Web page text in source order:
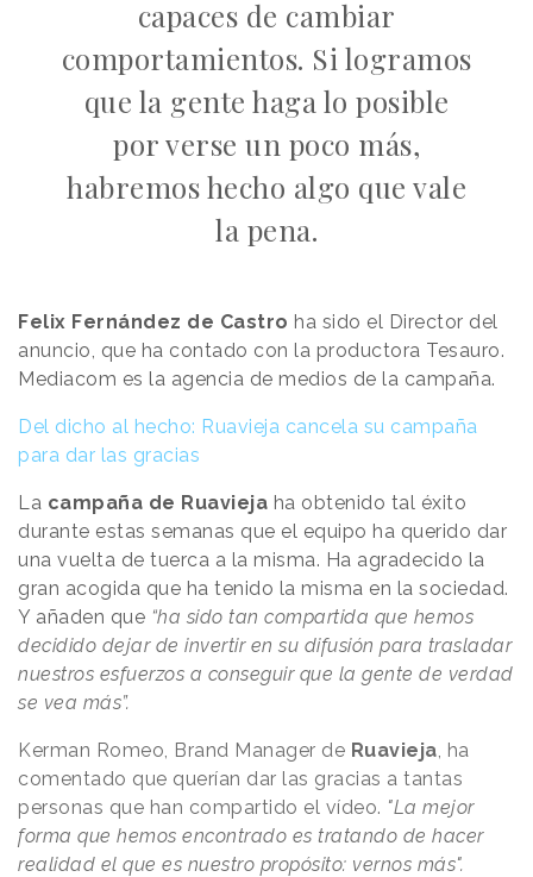
capaces de cambiar
comportamientos. Si logramos
que la gente haga lo posible
por verse un poco más,
habremos hecho algo que vale
la pena.
Felix Fernández de Castro ha sido el Director del
anuncio, que ha contado con la productora Tesauro.
Mediacom es la agencia de medios de la campaña.
Del dicho al hecho: Ruavieja cancela su campaña
para dar las gracias
La campaña de Ruavieja ha obtenido tal éxito
durante estas semanas que el equipo ha querido dar
una vuelta de tuerca a la misma. Ha agradecido la
gran acogida que ha tenido la misma en la sociedad.
Y añaden que “ha sido tan compartida que hemos
decidido dejar de invertir en su difusión para trasladar
nuestros esfuerzos a conseguir que la gente de verdad
se vea más”.
Kerman Romeo, Brand Manager de Ruavieja, ha
comentado que querían dar las gracias a tantas
personas que han compartido el vídeo. "La mejor
forma que hemos encontrado es tratando de hacer
realidad el que es nuestro propósito: vernos más".